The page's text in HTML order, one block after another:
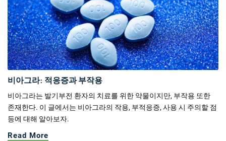
비아그라: 적응증과 부작용
비아그라는 발기부전 환자의 치료를 위한 약물이지만, 부작용 또한
존재한다. 이 글에서는 비아그라의 작용, 부적응증, 사용 시 주의할 점
등에 대해 알아보자.
Read More